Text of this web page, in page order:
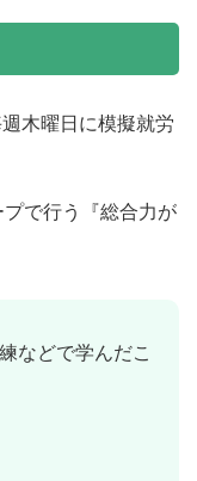
木曜日に模擬就労
で行う『総合力が
などで学んだこ